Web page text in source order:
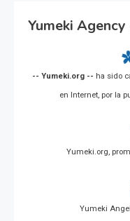
Yumeki Agency
-- Yumeki.org -- ha sido
en Internet, por la
Yumeki.org,
Yumeki